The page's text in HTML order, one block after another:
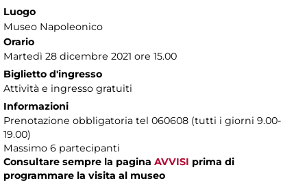
Luogo
Museo Napoleonico
Orario
Martedì 28 dicembre 2021 ore 15.00
Biglietto d'ingresso
Attività e ingresso gratuiti
Informazioni
Prenotazione obbligatoria tel 060608 (tutti i giorni 9.00-
19.00)
Massimo 6 partecipanti
Consultare sempre la pagina AVVISI prima di
programmare la visita al museo